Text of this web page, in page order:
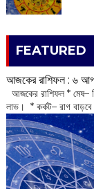
FEATURED
আজকের রাশিফল :‌ ‌‌৬
আজকের রাশিফল *
লাভ। * কর্কট– রাগ